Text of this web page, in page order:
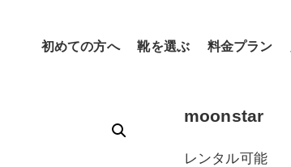
初めての方へ 靴を選ぶ 料金プラン
moonstar
レンタル可能